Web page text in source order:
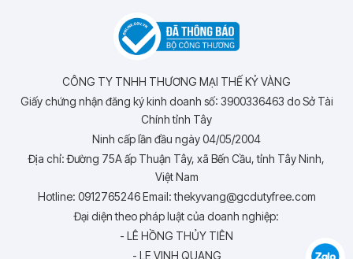
CÔNG TY TNHH THƯƠNG MẠI THẾ KỶ VÀNG
Giấy chứng nhận đăng ký kinh doanh số: 3900336463 do Sở Tài
Chính tỉnh Tây
Ninh cấp lần đầu ngày 04/05/2004
Địa chỉ: Đường 75A ấp Thuận Tây, xã Bến Cầu, tỉnh Tây Ninh,
Việt Nam
Hotline: 0912765246 Email: thekyvang@gcdutyfree.com
Đại diện theo pháp luật của doanh nghiệp:
- LÊ HỒNG THỦY TIÊN
- LE VINH QUANG